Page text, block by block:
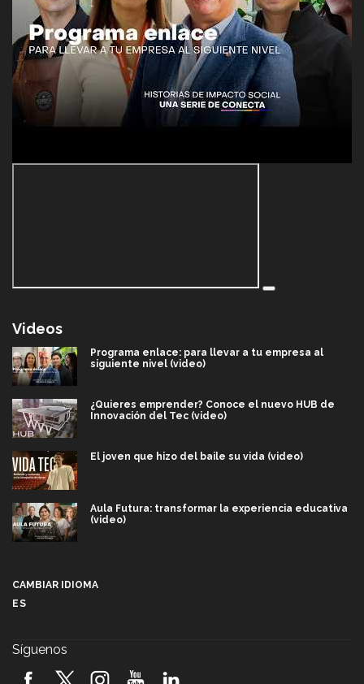
Videos
Programa enlace: para llevar a tu empresa al
siguiente nivel (video)
¿Quieres emprender? Conoce el nuevo HUB de
Innovación del Tec (video)
El joven que hizo del baile su vida (video)
Aula Futura: transformar la experiencia educativa
(video)
2026! (video)
CAMBIAR IDIOMA
ES
Síguenos